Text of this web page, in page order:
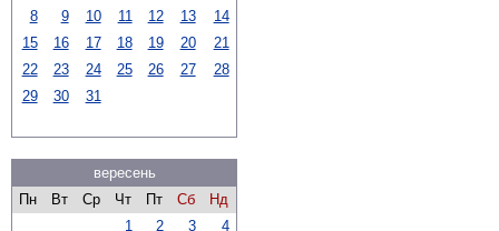
8
9 10 11 12 13
14
15
16 17 18 19 20
21
22
23 24 25 26 27
28
29
30 31
вересень
Пн
Вт Ср Чт Пт Сб
Нд
1
2 3 4